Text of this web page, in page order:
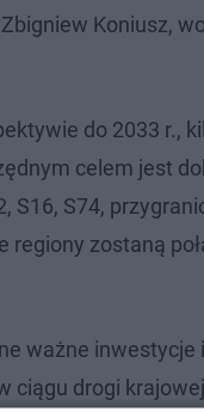
Koniusz,
do 2033 r.,
celem jest
S16, S74,
zostaną
ważne inwestycje
ciągu drogi